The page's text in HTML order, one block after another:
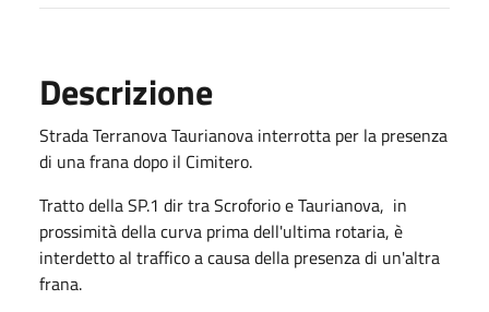
Descrizione
Strada Terranova Taurianova interrotta per la presenza
di una frana dopo il Cimitero.
Tratto della SP.1 dir tra Scroforio e Taurianova, in
prossimità della curva prima dell'ultima rotaria, è
interdetto al traffico a causa della presenza di un'altra
frana.